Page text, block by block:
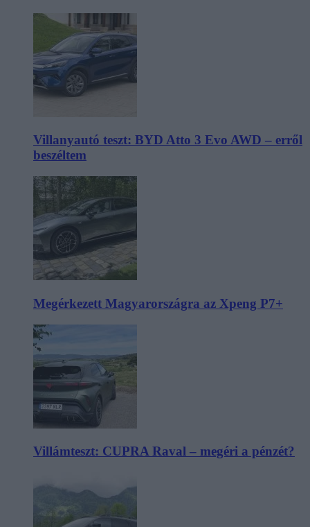
Villanyautó teszt: BYD Atto 3 Evo AWD – erről
beszéltem
Megérkezett Magyarországra az Xpeng P7+
Villámteszt: CUPRA Raval – megéri a pénzét?